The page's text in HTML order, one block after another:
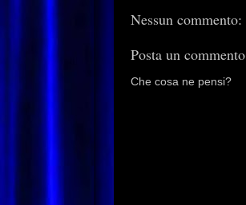
Nessun commento:
Posta un commento
Che cosa ne pensi?